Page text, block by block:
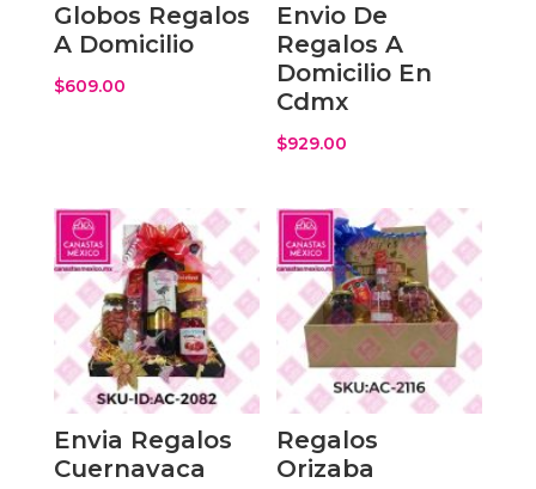
Globos Regalos
A Domicilio
$609.00
Envio De
Regalos A
Domicilio En
Cdmx
$929.00
Envia Regalos
Cuernavaca
Regalos
Orizaba